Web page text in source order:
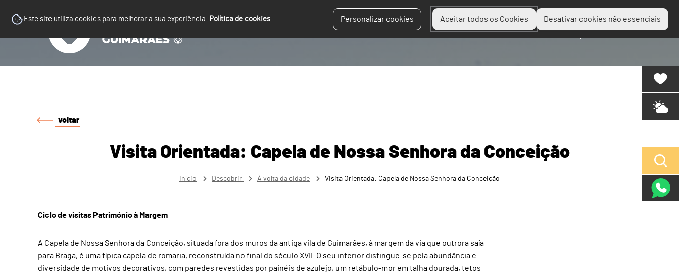
Este site utiliza cookies para melhorar a sua experiência. Política de cookies. Personalizar cookies Aceitar todos os Cookies Desativar cookies não essenciais
Planear Descobrir
voltar
Visita Orientada: Capela de Nossa Senhora da Conceição
Início Descobrir À volta da cidade Visita Orientada: Capela de Nossa Senhora da Conceição
Ciclo de visitas Património à Margem
A Capela de Nossa Senhora da Conceição, situada fora dos muros da antiga vila de Guimarães, à margem da via que outrora saía
para Braga, é uma típica capela de romaria, reconstruída no final do século XVII. O seu interior distingue-se pela abundância e
diversidade de motivos decorativos, com paredes revestidas por painéis de azulejo, um retábulo-mor em talha dourada, tetos